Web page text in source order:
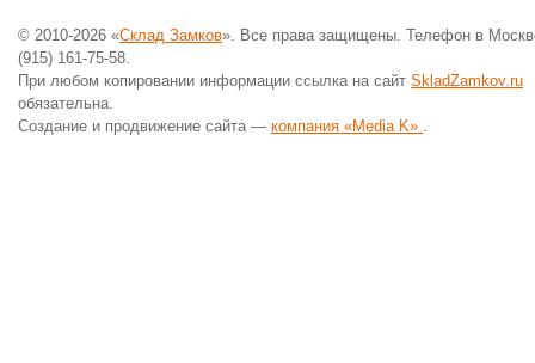
© 2010-2026 «Склад Замков». Все права защищены. Телефон в
(915) 161-75-58.
При любом копировании информации ссылка на сайт SkladZamkov.ru
обязательна.
Создание и продвижение сайта — компания «Media K» .